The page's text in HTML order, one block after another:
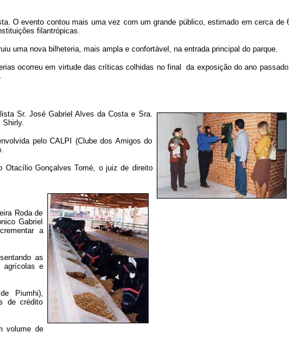
O evento contou mais uma vez com um grande público, estimado em cerca de
filantrópicas.
uma nova bilheteria, mais ampla e confortável, na entrada principal do parque.
ocorreu em virtude das críticas colhidas no final da exposição do ano
Sr. José Gabriel Alves da Costa e Sra.
Shirly.
pelo CALPI (Clube dos Amigos do
Otacílio Gonçalves Tomé, o juiz de direito
Roda de
Gabriel
a
as
agrícolas e
Piumhi),
de crédito
volume de